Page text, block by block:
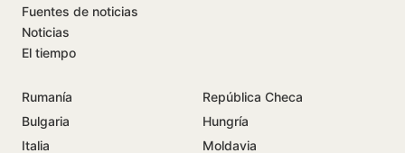
Fuentes de noticias
Noticias
El tiempo
Rumanía
República Checa
Bulgaria
Hungría
Italia
Moldavia